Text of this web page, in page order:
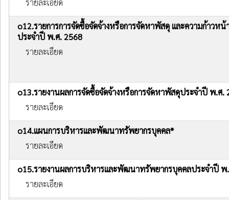
รายละเอียด
o12.รายการการจัดซื้อจัดจ้างหรือการจัดหาพัสดุ และความก้าวห
ประจำปี พ.ศ. 2568
รายละเอียด
o13.รายงานผลการจัดซื้อจัดจ้างหรือการจัดหาพัสดุประจำปี พ.ศ.
รายละเอียด
o14.แผนการบริหารและพัฒนาทรัพยากรบุคคล*
รายละเอียด
o15.รายงานผลการบริหารและพัฒนาทรัพยากรบุคคลประจำปี พ
รายละเอียด